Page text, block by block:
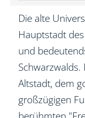
Die alte
Hauptstadt
und
Altstadt, dem
großzügigen